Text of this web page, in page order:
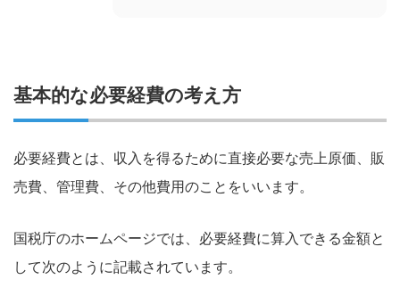
基本的な必要経費の考え方
必要経費とは、収入を得るために直接必要な売上原価、販
売費、管理費、その他費用のことをいいます。
国税庁のホームページでは、必要経費に算入できる金額と
して次のように記載されています。